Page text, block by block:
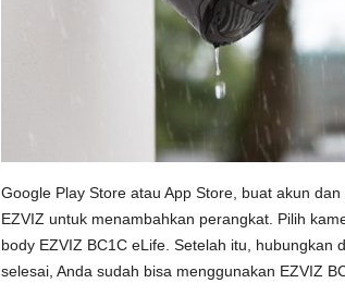
Google Play Store atau App Store, buat akun
EZVIZ untuk menambahkan perangkat. Pilih
body EZVIZ BC1C eLife. Setelah itu, hubungkan
selesai, Anda sudah bisa menggunakan EZVIZ